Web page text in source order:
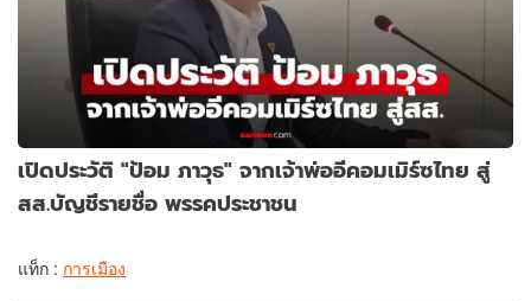
เปิดประวัติ "ป้อม ภาวุธ" จากเจ้าพ่ออีคอมเมิร์ซไทย สู่
สส.บัญชีรายชื่อ พรรคประชาชน
แท็ก : การเมือง